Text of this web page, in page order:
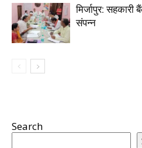
मिर्जापुर:
संपन्न
Search